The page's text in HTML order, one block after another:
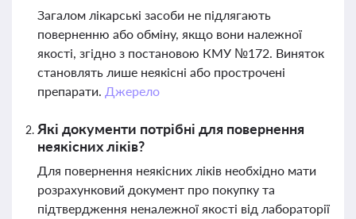
Загалом лікарські засоби не підлягають
поверненню або обміну, якщо вони належної
якості, згідно з постановою КМУ №172. Виняток
становлять лише неякісні або прострочені
препарати. Джерело
Які документи потрібні для повернення
неякісних ліків?
Для повернення неякісних ліків необхідно мати
розрахунковий документ про покупку та
підтвердження неналежної якості від лабораторії